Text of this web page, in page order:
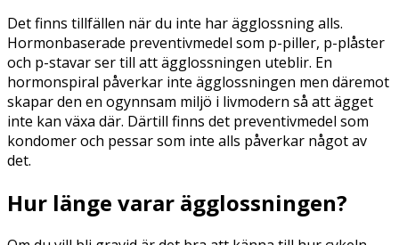
Det finns tillfällen när du inte har ägglossning alls.
Hormonbaserade preventivmedel som p-piller, p-plåster
och p-stavar ser till att ägglossningen uteblir. En
hormonspiral påverkar inte ägglossningen men däremot
skapar den en ogynnsam miljö i livmodern så att ägget
inte kan växa där. Därtill finns det preventivmedel som
kondomer och pessar som inte alls påverkar något av
det.
Hur länge varar ägglossningen?